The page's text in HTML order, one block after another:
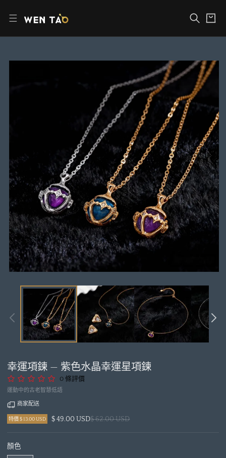
容
物
跳
窗
體
1
幸運項鍊 — 紫色水晶幸運星項鍊
0 條評價
運動中的古老智慧低語
商家配送
$ 49.00 USD$ 62.00 USD
特價 $ 13.00 USD
顏色